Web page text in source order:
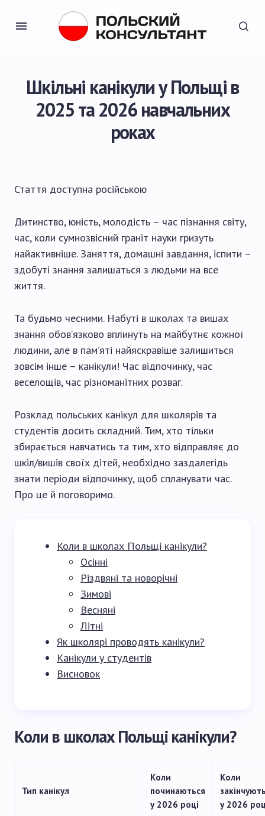
Шкільні канікули у Польщі в
2025 та 2026 навчальних
роках
Стаття доступна російською
Дитинство, юність, молодість – час пізнання світу,
час, коли сумнозвісний граніт науки гризуть
найактивніше. Заняття, домашні завдання, іспити –
здобуті знання залишаться з людьми на все
життя.
Та будьмо чесними. Набуті в школах та вишах
знання обов’язково вплинуть на майбутнє кожної
людини, але в пам’яті найяскравіше залишиться
зовсім інше – канікули! Час відпочинку, час
веселощів, час різноманітних розваг.
Розклад польських канікул для школярів та
студентів досить складний. Тим, хто тільки
збирається навчатись та тим, хто відправляє до
шкіл/вишів своїх дітей, необхідно заздалегідь
знати періоди відпочинку, щоб спланувати час.
Про це й поговоримо.
Коли в школах Польщі канікули?
Осінні
Різдвяні та новорічні
Зимові
Весняні
Літні
Як школярі проводять канікули?
Канікули у студентів
Висновок
Коли в школах Польщі канікули?
Тип канікул
Коли
починаються
у 2026 році
Коли
у 2026